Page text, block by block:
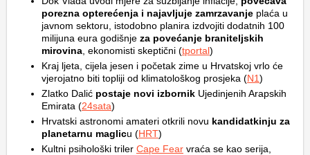
porezna opterećenja i najavljuje zamrzavanje plaća u
javnom sektoru, istodobno planira izdvojiti dodatnih 100
milijuna eura godišnje za povećanje braniteljskih
mirovina , ekonomisti skeptični (tportal)
Kraj ljeta, cijela jesen i početak zime u Hrvatskoj vrlo će
vjerojatno biti topliji od klimatološkog prosjeka (N1)
Zlatko Dalić postaje novi izbornik Ujedinjenih Arapskih
Emirata (24sata)
Hrvatski astronomi amateri otkrili novu kandidatkinju za
planetarnu maglicu (HRT)
Kultni psihološki triler Cape Fear vraća se kao serija,